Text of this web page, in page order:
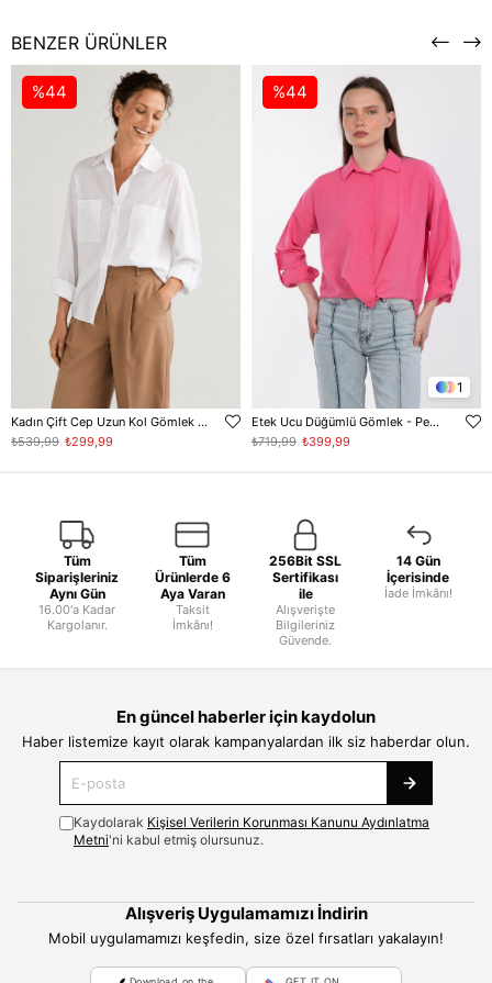
BENZER ÜRÜNLER
Kadın Çift Cep Uzun Kol Gömlek - Beyaz
₺299,99
₺539,99
%44
1
Etek Ucu Düğümlü Gömlek - Pembe
₺399,99
₺719,99
%44
Tüm
Siparişleriniz
Aynı Gün
16.00'a Kadar
Kargolanır.
Tüm
Ürünlerde 6
Aya Varan
Taksit
İmkânı!
256Bit SSL
Sertifikası
ile
Alışverişte
Bilgileriniz
Güvende.
14 Gün
İçerisinde
İade İmkânı!
En güncel haberler için kaydolun
Haber listemize kayıt olarak kampanyalardan ilk siz haberdar olun.
Kaydolarak Kişisel Verilerin Korunması Kanunu Aydınlatma
Metni'ni kabul etmiş olursunuz.
Alışveriş Uygulamamızı İndirin
Mobil uygulamamızı keşfedin, size özel fırsatları yakalayın!